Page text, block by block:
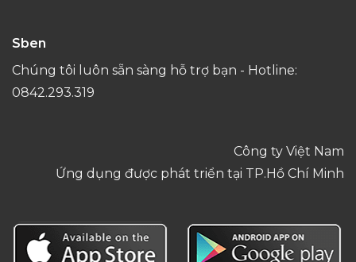
Sben
Chúng tôi luôn sẵn sàng hỗ trợ bạn - Hotline:
0842.293.319
Công ty Việt Nam
Ứng dụng được phát triển tại TP.Hồ Chí Minh